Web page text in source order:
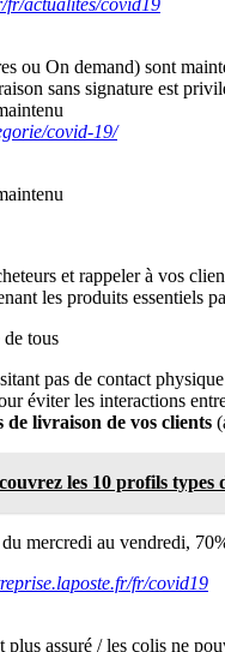
fr/actualites/covid19
ou On demand) sont
sans signature est
covid-19/
et rappeler à vos
les produits essentiels
tous
pas de contact
éviter les interactions
de livraison de vos clients
les 10 profils types
mercredi au vendredi,
fr/covid19
assuré / les colis ne